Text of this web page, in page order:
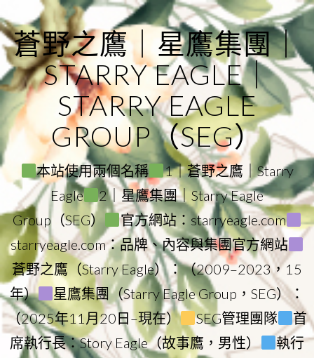
to
content
蒼野之鷹｜星鷹集團｜
STARRY EAGLE｜
STARRY EAGLE
GROUP（SEG）
本站使用兩個名稱
1｜蒼野之鷹｜Starry
Eagle
2｜星鷹集團｜Starry Eagle
Group（SEG）
官方網站：starryeagle.com
starryeagle.com：品牌、內容與集團官方網站
蒼野之鷹（Starry Eagle）：（2009–2023，15
年）
星鷹集團（Starry Eagle Group，SEG）：
（2025年11月20日–現在）
SEG管理團隊
首
席執行長：Story Eagle（故事鷹，男性）
執行